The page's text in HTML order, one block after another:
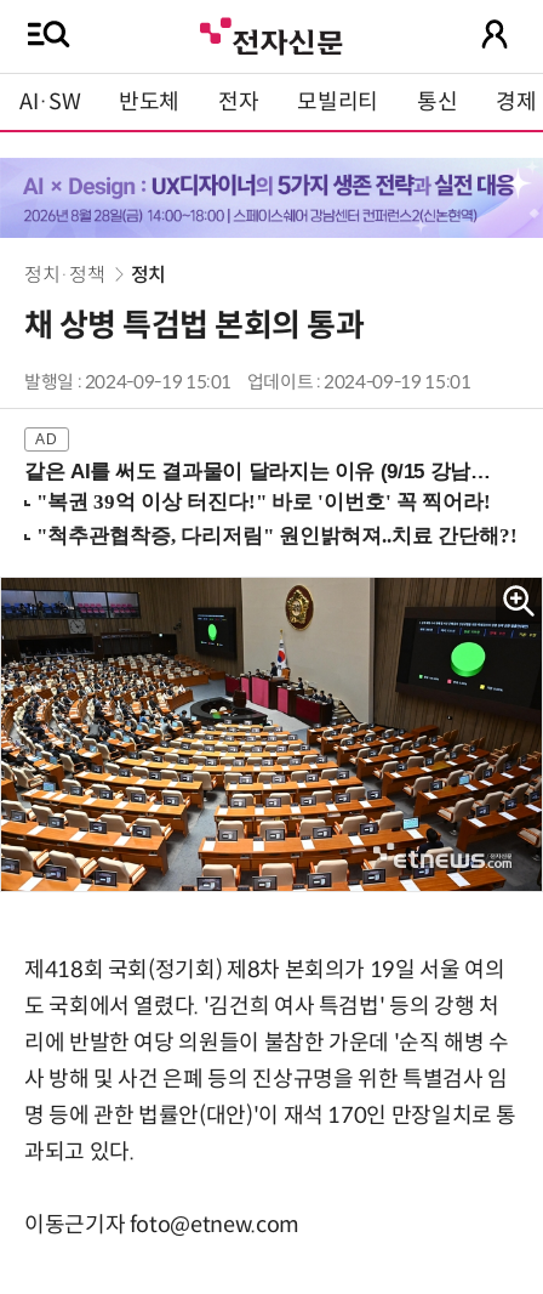
AI·SW 반도체 전자 모빌리티 통신 경제
정치·정책 정치
채 상병 특검법 본회의 통과
발행일 : 2024-09-19 15:01 업데이트 : 2024-09-19 15:01
같은 AI를 써도 결과물이 달라지는 이유 (9/15 강남역)
제418회 국회(정기회) 제8차 본회의가 19일 서울 여의
도 국회에서 열렸다. '김건희 여사 특검법' 등의 강행 처
리에 반발한 여당 의원들이 불참한 가운데 '순직 해병 수
사 방해 및 사건 은폐 등의 진상규명을 위한 특별검사 임
명 등에 관한 법률안(대안)'이 재석 170인 만장일치로 통
과되고 있다.
이동근기자 foto@etnew.com